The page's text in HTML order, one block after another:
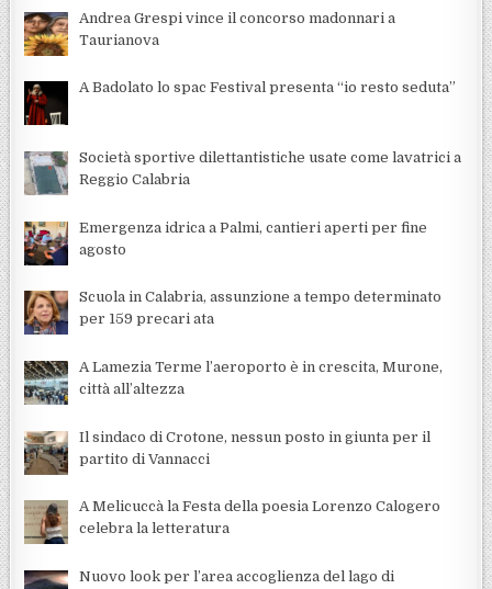
Andrea Grespi vince il concorso madonnari a
Taurianova
A Badolato lo spac Festival presenta “io resto seduta”
Società sportive dilettantistiche usate come lavatrici a
Reggio Calabria
Emergenza idrica a Palmi, cantieri aperti per fine
agosto
Scuola in Calabria, assunzione a tempo determinato
per 159 precari ata
A Lamezia Terme l’aeroporto è in crescita, Murone,
città all’altezza
Il sindaco di Crotone, nessun posto in giunta per il
partito di Vannacci
A Melicuccà la Festa della poesia Lorenzo Calogero
celebra la letteratura
Nuovo look per l’area accoglienza del lago di